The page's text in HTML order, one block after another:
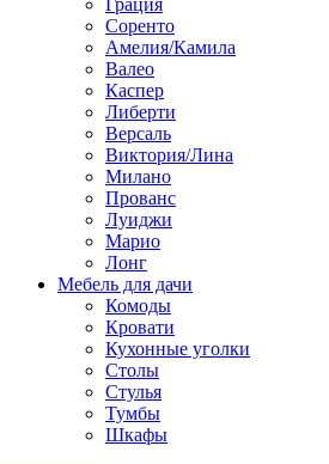
Грация
Соренто
Амелия/Камила
Валео
Каспер
Либерти
Версаль
Виктория/Лина
Милано
Прованс
Луиджи
Марио
Лонг
Мебель для дачи
Комоды
Кровати
Кухонные уголки
Столы
Стулья
Тумбы
Шкафы